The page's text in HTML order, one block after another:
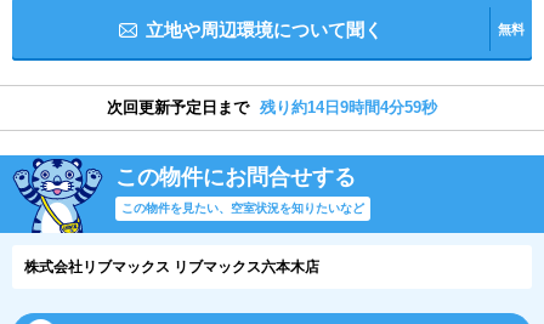
立地や周辺環境について聞く 無料
次回更新予定日まで 残り約14日9時間4分58秒
この物件にお問合せする
この物件を見たい、空室状況を知りたいなど
株式会社リブマックス リブマックス六本木店